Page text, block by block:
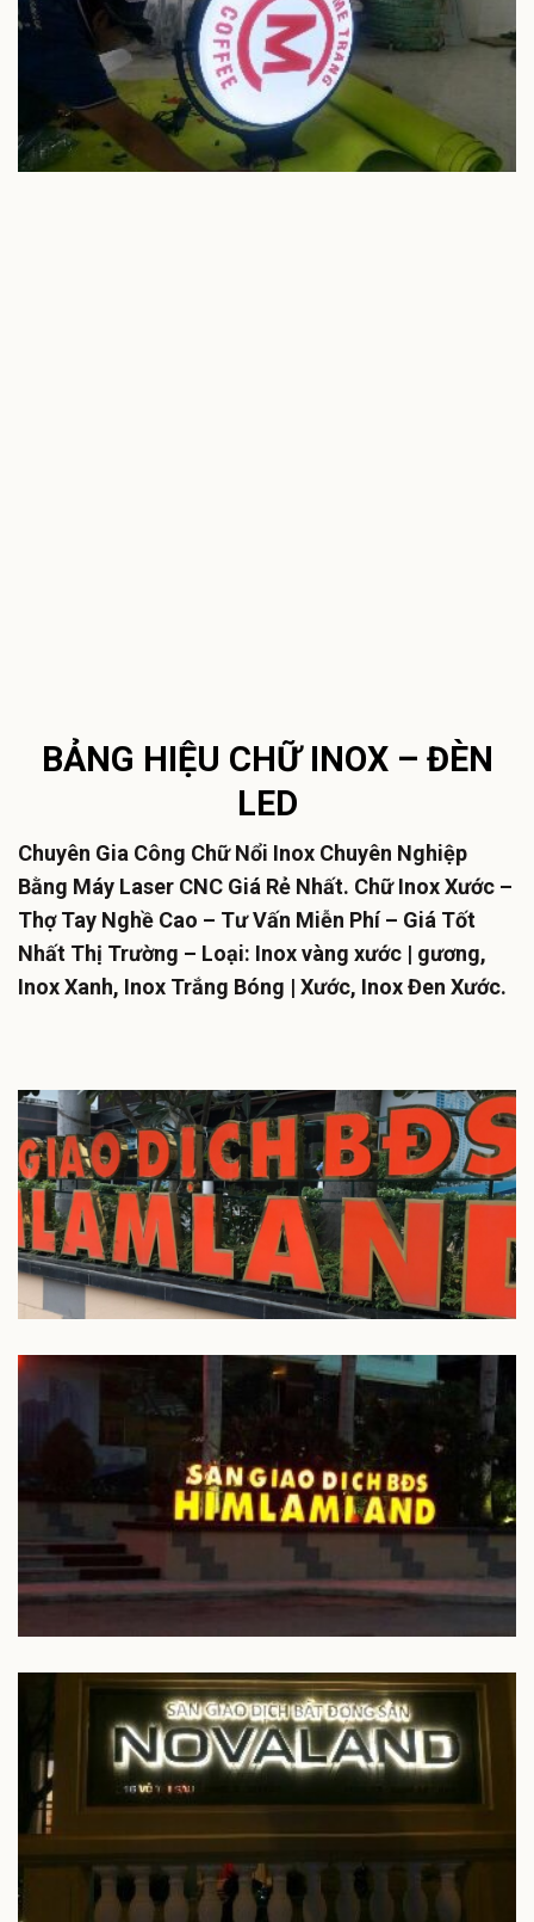
BẢNG HIỆU CHỮ INOX – ĐÈN
LED
Chuyên Gia Công Chữ Nổi Inox Chuyên Nghiệp
Bằng Máy Laser CNC Giá Rẻ Nhất. Chữ Inox Xước –
Thợ Tay Nghề Cao – Tư Vấn Miễn Phí – Giá Tốt
Nhất Thị Trường – Loại: Inox vàng xước | gương,
Inox Xanh, Inox Trắng Bóng | Xước, Inox Đen Xước.